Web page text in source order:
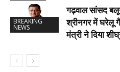
BREAKING
NEWS
गढ़वाल सांसद
श्रीनगर में घरेलू
मंत्री ने दिया